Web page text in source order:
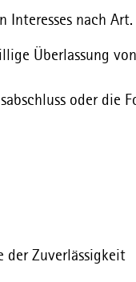
Interesses nach
Überlassung
oder die
der Zuverlässigkeit